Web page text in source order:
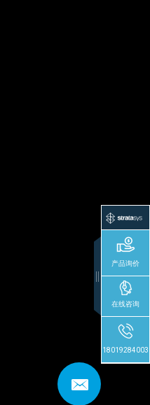
产品询价
在线咨询
18019284003